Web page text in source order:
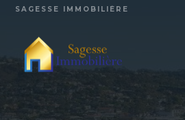
SAGESSE IMMOBILIÈRE